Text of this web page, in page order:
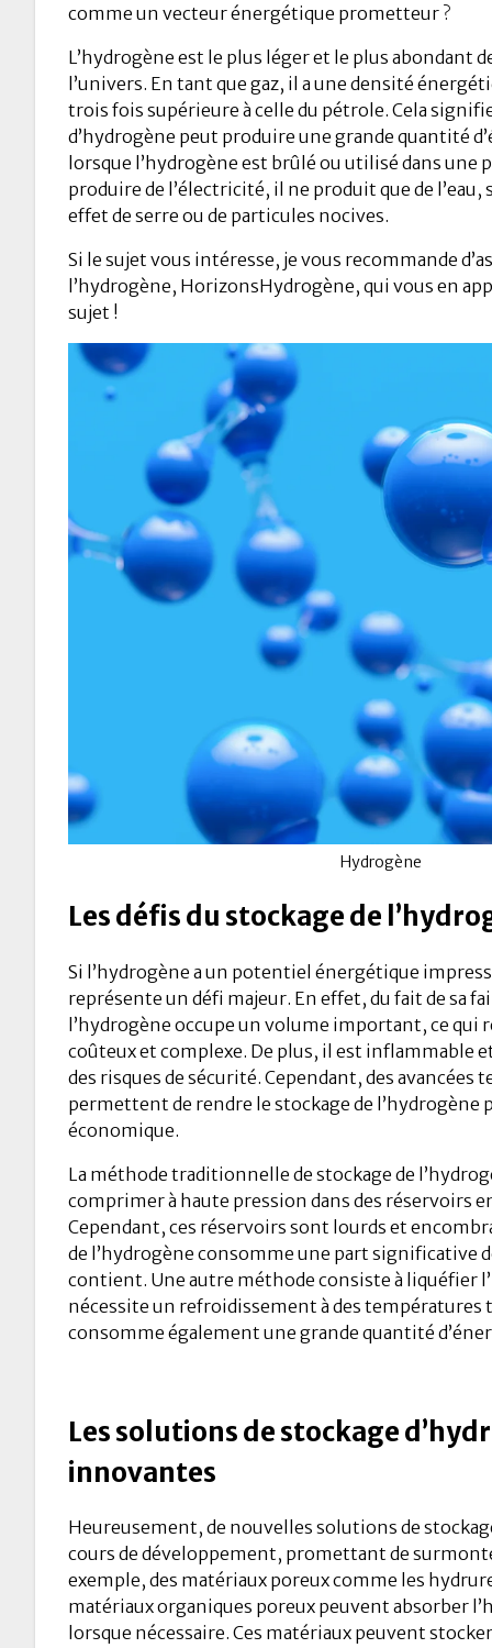
comme un vecteur énergétique prometteur ?
L’hydrogène est le plus léger et le plus abondant
l’univers. En tant que gaz, il a une densité
trois fois supérieure à celle du pétrole. Cela
d’hydrogène peut produire une grande quantité
lorsque l’hydrogène est brûlé ou utilisé dans une
produire de l’électricité, il ne produit que de l’eau,
effet de serre ou de particules nocives.
Si le sujet vous intéresse, je vous recommande
l’hydrogène, HorizonsHydrogène, qui vous en
sujet !
Hydrogène
Les défis du stockage de
Si l’hydrogène a un potentiel énergétique
représente un défi majeur. En effet, du fait de sa
l’hydrogène occupe un volume important, ce qui
coûteux et complexe. De plus, il est inflammable
des risques de sécurité. Cependant, des
permettent de rendre le stockage de l’hydrogène
économique.
La méthode traditionnelle de stockage de
comprimer à haute pression dans des réservoirs
Cependant, ces réservoirs sont lourds et
de l’hydrogène consomme une part significative
contient. Une autre méthode consiste à liquéfier
nécessite un refroidissement à des températures
consomme également une grande quantité
Les solutions de stockage
innovantes
Heureusement, de nouvelles solutions de
cours de développement, promettant de
exemple, des matériaux poreux comme les
matériaux organiques poreux peuvent absorber
lorsque nécessaire. Ces matériaux peuvent